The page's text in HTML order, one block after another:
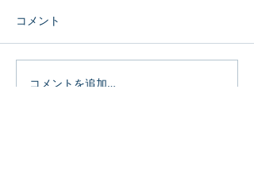
重要なお知らせ
コメント
コメントを追加…